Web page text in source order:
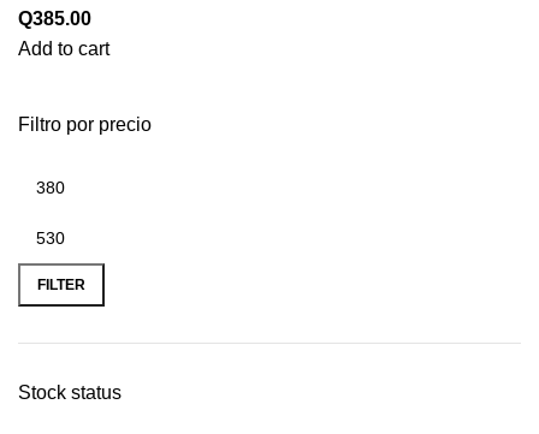
Filtro por precio
FILTER
Stock status
Q385.00
Add to cart